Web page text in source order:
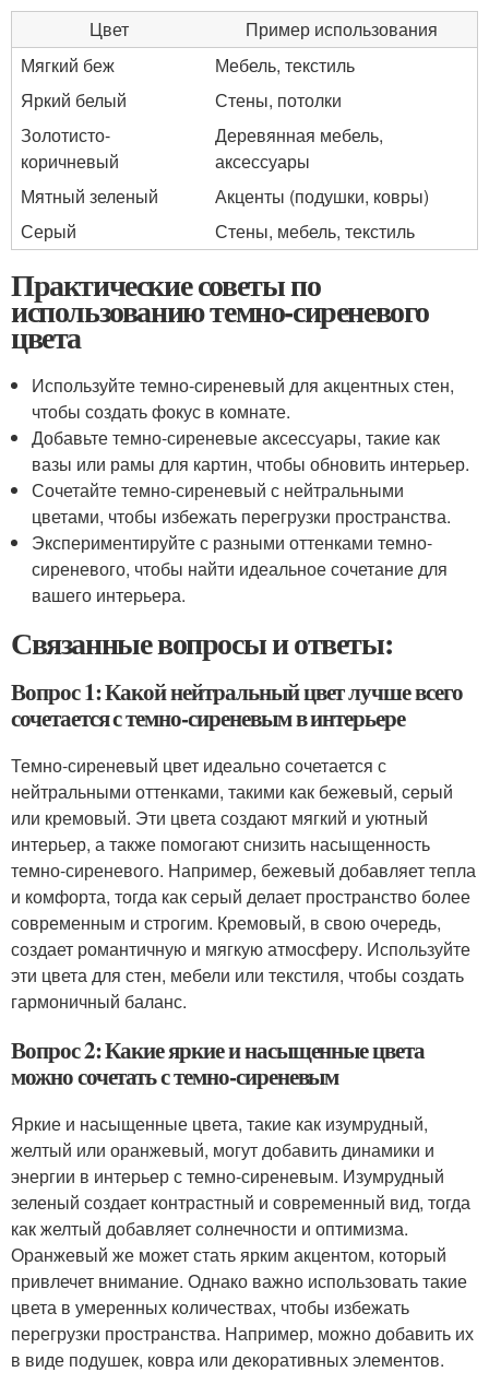
Цвет
Пример использования
Мягкий беж
Мебель, текстиль
Яркий белый
Стены, потолки
Золотисто-
коричневый
Деревянная мебель,
аксессуары
Мятный зеленый
Акценты (подушки, ковры)
Серый
Стены, мебель, текстиль
Практические советы по
использованию темно-сиреневого
цвета
Используйте темно-сиреневый для акцентных стен,
чтобы создать фокус в комнате.
Добавьте темно-сиреневые аксессуары, такие как
вазы или рамы для картин, чтобы обновить интерьер.
Сочетайте темно-сиреневый с нейтральными
цветами, чтобы избежать перегрузки пространства.
Экспериментируйте с разными оттенками темно-
сиреневого, чтобы найти идеальное сочетание для
вашего интерьера.
Связанные вопросы и ответы:
Вопрос 1: Какой нейтральный цвет лучше всего
сочетается с темно-сиреневым в интерьере
Темно-сиреневый цвет идеально сочетается с
нейтральными оттенками, такими как бежевый, серый
или кремовый. Эти цвета создают мягкий и уютный
интерьер, а также помогают снизить насыщенность
темно-сиреневого. Например, бежевый добавляет тепла
и комфорта, тогда как серый делает пространство более
современным и строгим. Кремовый, в свою очередь,
создает романтичную и мягкую атмосферу. Используйте
эти цвета для стен, мебели или текстиля, чтобы создать
гармоничный баланс.
Вопрос 2: Какие яркие и насыщенные цвета
можно сочетать с темно-сиреневым
Яркие и насыщенные цвета, такие как изумрудный,
желтый или оранжевый, могут добавить динамики и
энергии в интерьер с темно-сиреневым. Изумрудный
зеленый создает контрастный и современный вид, тогда
как желтый добавляет солнечности и оптимизма.
Оранжевый же может стать ярким акцентом, который
привлечет внимание. Однако важно использовать такие
цвета в умеренных количествах, чтобы избежать
перегрузки пространства. Например, можно добавить их
в виде подушек, ковра или декоративных элементов.